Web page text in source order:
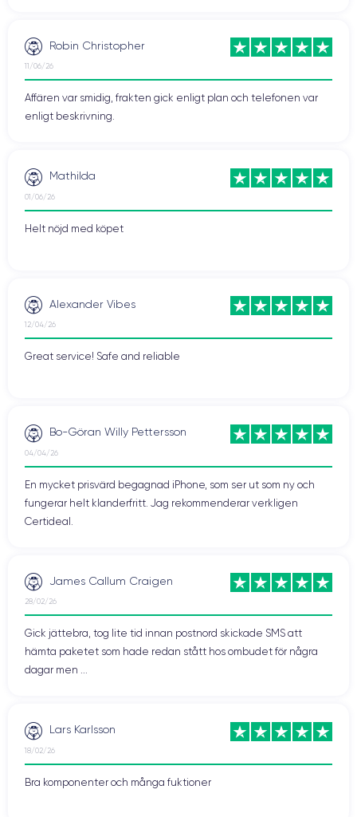
Robin Christopher
11/06/26
Affären var smidig, frakten gick enligt plan och telefonen var
enligt beskrivning.
Mathilda
01/06/26
Helt nöjd med köpet
Alexander Vibes
12/04/26
Great service! Safe and reliable
Bo-Göran Willy Pettersson
04/04/26
En mycket prisvärd begagnad iPhone, som ser ut som ny och
fungerar helt klanderfritt. Jag rekommenderar verkligen
Certideal.
James Callum Craigen
28/02/26
Gick jättebra, tog lite tid innan postnord skickade SMS att
hämta paketet som hade redan stått hos ombudet för några
dagar men ...
Lars Karlsson
18/02/26
Bra komponenter och många fuktioner